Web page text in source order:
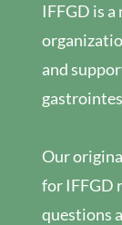
IFFGD is
and
Our
for IFFGD
questions